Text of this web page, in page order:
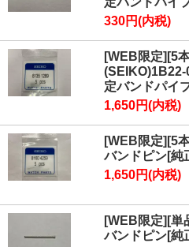
330円(内税)
[WEB限定][5
(SEIKO)1B22-
定バンドパイ
1,650円(内税)
[WEB限定][5
バンドピン[純
1,650円(内税)
[WEB限定][単
バンドピン[純